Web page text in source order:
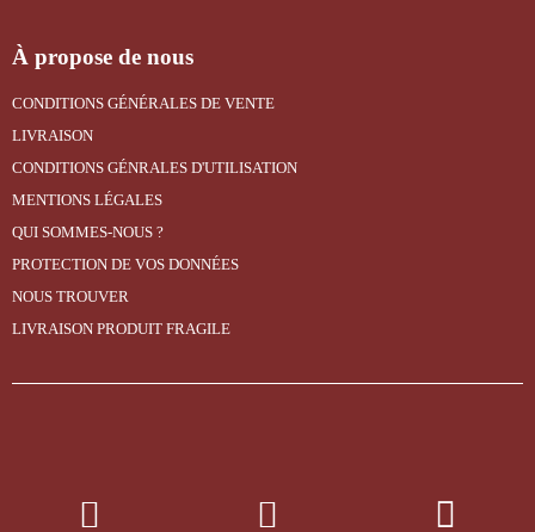
À propose de nous
CONDITIONS GÉNÉRALES DE VENTE
LIVRAISON
CONDITIONS GÉNRALES D'UTILISATION
MENTIONS LÉGALES
QUI SOMMES-NOUS ?
PROTECTION DE VOS DONNÉES
NOUS TROUVER
LIVRAISON PRODUIT FRAGILE